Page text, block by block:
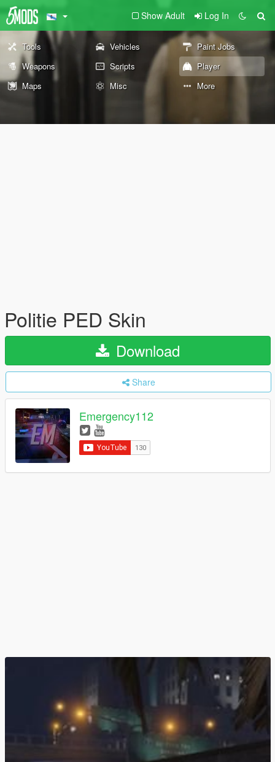
Show Adult Log In
Tools Vehicles
Paint Jobs
Weapons
Scripts
Player
Maps
Misc More
Politie PED Skin
Download
Share
Emergency112